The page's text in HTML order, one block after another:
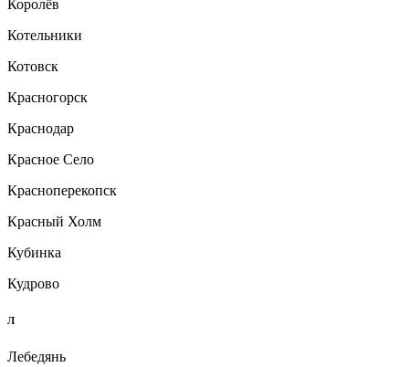
Королёв
Котельники
Котовск
Красногорск
Краснодар
Красное Село
Красноперекопск
Красный Холм
Кубинка
Кудрово
Л
Лебедянь